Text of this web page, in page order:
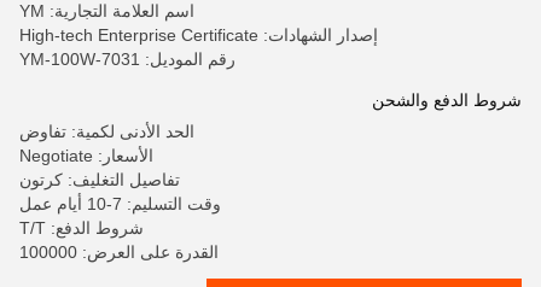
اسم العلامة التجارية: YM
إصدار الشهادات: High-tech Enterprise Certificate
رقم الموديل: YM-100W-7031
شروط الدفع والشحن
الحد الأدنى لكمية: تفاوض
الأسعار: Negotiate
تفاصيل التغليف: كرتون
وقت التسليم: 7-10 أيام عمل
شروط الدفع: T/T
القدرة على العرض: 100000